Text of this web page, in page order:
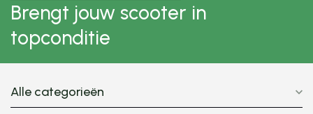
Brengt jouw scooter in
topconditie
Alle categorieën